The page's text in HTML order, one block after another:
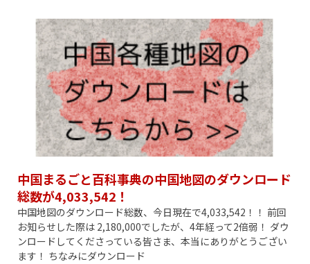
中国まるごと百科事典の中国地図のダウンロード
総数が4,033,542！
中国地図のダウンロード総数、今日現在で4,033,542！！ 前回
お知らせした際は 2,180,000でしたが、4年経って2倍弱！ ダウ
ンロードしてくださっている皆さま、本当にありがとうござい
ます！ ちなみにダウンロード